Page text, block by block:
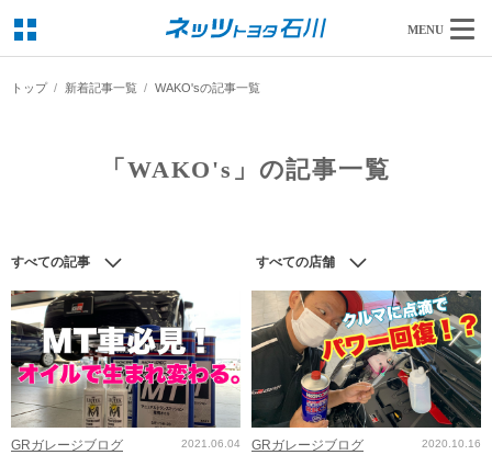
MENU
トップ 新着記事一覧 WAKO'sの記事一覧
「WAKO's」の記事一覧
すべての記事 すべての店舗
GRガレージブログ 2021.06.04 GRガレージブログ 2020.10.16